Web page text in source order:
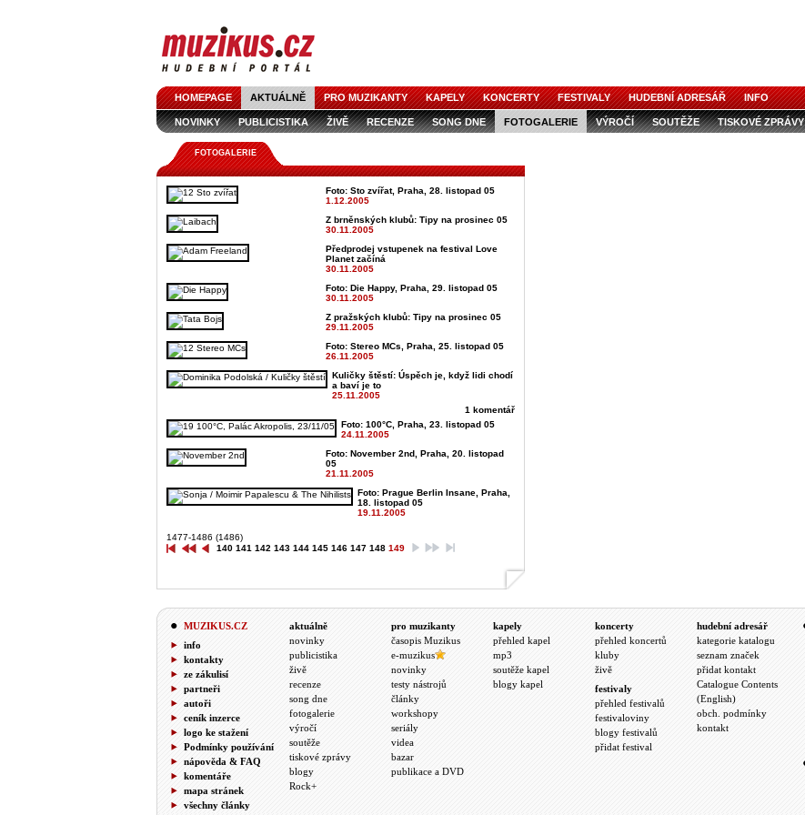
HOMEPAGE AKTUÁLNĚ PRO MUZIKANTY KAPELY KONCERTY FESTIVALY HUDEBNÍ ADRESÁŘ INFO
NOVINKY PUBLICISTIKA ŽIVĚ RECENZE SONG DNE FOTOGALERIE VÝROČÍ SOUTĚŽE TISKOVÉ ZPRÁVY
FOTOGALERIE
Foto: Sto zvířat, Praha, 28. listopad 05
1.12.2005
Z brněnských klubů: Tipy na prosinec 05
30.11.2005
Předprodej vstupenek na festival Love
Planet začíná
30.11.2005
Foto: Die Happy, Praha, 29. listopad 05
30.11.2005
Z pražských klubů: Tipy na prosinec 05
29.11.2005
Foto: Stereo MCs, Praha, 25. listopad 05
26.11.2005
Kuličky štěstí: Úspěch je, když lidi chodí
a baví je to
25.11.2005
1 komentář
Foto: 100°C, Praha, 23. listopad 05
24.11.2005
Foto: November 2nd, Praha, 20. listopad
05
21.11.2005
Foto: Prague Berlin Insane, Praha,
18. listopad 05
19.11.2005
1477-1486 (1486)
140 141 142 143 144 145 146 147 148 149
MUZIKUS.CZ
info
kontakty
ze zákulisí
partneři
autoři
ceník inzerce
logo ke stažení
Podmínky používání
nápověda & FAQ
komentáře
mapa stránek
všechny články
aktuálně
novinky
publicistika
živě
recenze
song dne
fotogalerie
výročí
soutěže
tiskové zprávy
blogy
Rock+
pro muzikanty
časopis Muzikus
e-muzikus
novinky
testy nástrojů
články
workshopy
seriály
videa
bazar
publikace a DVD
kapely
přehled kapel
mp3
soutěže kapel
blogy kapel
koncerty
přehled koncertů
kluby
živě
festivaly
přehled festivalů
festivaloviny
blogy festivalů
přidat festival
hudební adresář
kategorie katalogu
seznam značek
přidat kontakt
Catalogue Contents
(English)
obch. podmínky
kontakt